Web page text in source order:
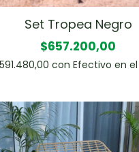
Set Tropea Negro
$657.200,00
con Efectivo en